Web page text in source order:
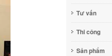
Tư vấn
Thi công
Sản phẩm